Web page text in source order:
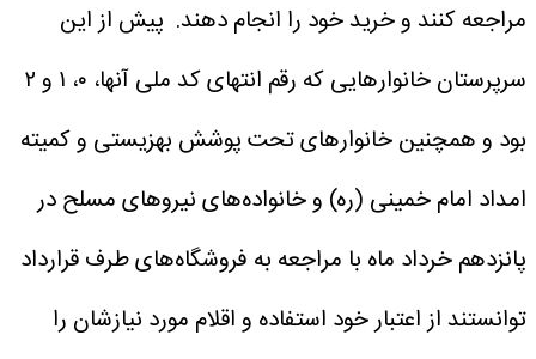
مراجعه کنند و خرید خود را انجام دهند. پیش از این
سرپرستان خانوارهایی که رقم انتهای کد ملی آنها، ۰، ۱ و ۲
بود و همچنین خانوارهای تحت پوشش بهزیستی و کمیته
امداد امام خمینی (ره) و خانواده‌های نیروهای مسلح در
پانزدهم خرداد ماه با مراجعه به فروشگاه‌های طرف قرارداد
توانستند از اعتبار خود استفاده و اقلام مورد نیازشان را